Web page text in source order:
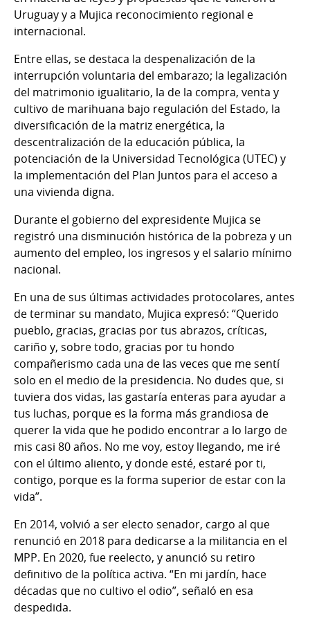
Uruguay y a Mujica reconocimiento regional e
internacional.
Entre ellas, se destaca la despenalización de la
interrupción voluntaria del embarazo; la legalización
del matrimonio igualitario, la de la compra, venta y
cultivo de marihuana bajo regulación del Estado, la
diversificación de la matriz energética, la
descentralización de la educación pública, la
potenciación de la Universidad Tecnológica (UTEC) y
la implementación del Plan Juntos para el acceso a
una vivienda digna.
Durante el gobierno del expresidente Mujica se
registró una disminución histórica de la pobreza y un
aumento del empleo, los ingresos y el salario mínimo
nacional.
En una de sus últimas actividades protocolares, antes
de terminar su mandato, Mujica expresó: “Querido
pueblo, gracias, gracias por tus abrazos, críticas,
cariño y, sobre todo, gracias por tu hondo
compañerismo cada una de las veces que me sentí
solo en el medio de la presidencia. No dudes que, si
tuviera dos vidas, las gastaría enteras para ayudar a
tus luchas, porque es la forma más grandiosa de
querer la vida que he podido encontrar a lo largo de
mis casi 80 años. No me voy, estoy llegando, me iré
con el último aliento, y donde esté, estaré por ti,
contigo, porque es la forma superior de estar con la
vida”.
En 2014, volvió a ser electo senador, cargo al que
renunció en 2018 para dedicarse a la militancia en el
MPP. En 2020, fue reelecto, y anunció su retiro
definitivo de la política activa. “En mi jardín, hace
décadas que no cultivo el odio”, señaló en esa
despedida.